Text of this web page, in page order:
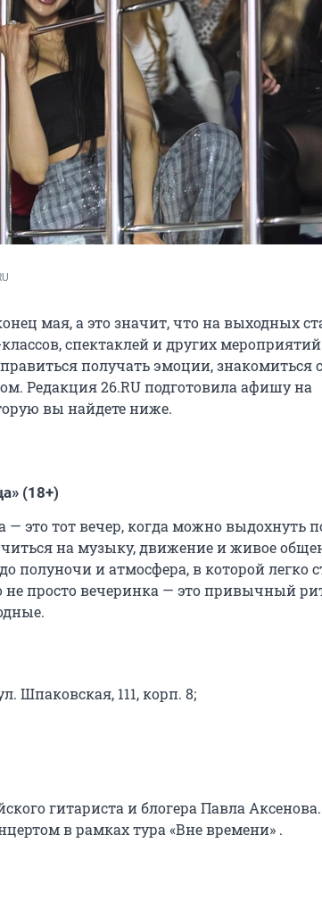
мая, а это значит, что на выходных
спектаклей и других
получать эмоции, знакомиться
Редакция 26.RU подготовила афишу на
вы найдете ниже.
(18+)
это тот вечер, когда можно выдохнуть
на музыку, движение и живое
полуночи и атмосфера, в которой легко
не просто вечеринка — это привычный
Шпаковская, 111, корп. 8;
гитариста и блогера Павла
в рамках тура «Вне времени» .